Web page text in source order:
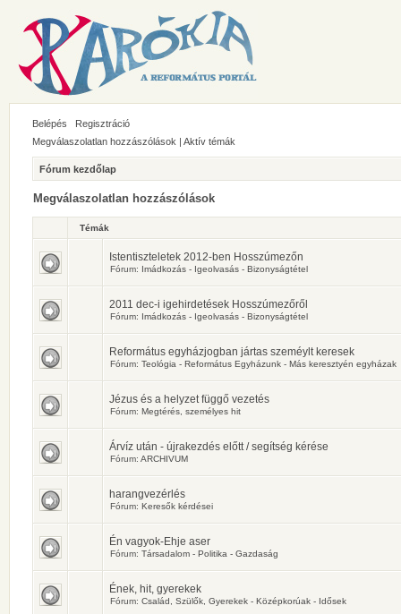
Belépés
Regisztráció
Megválaszolatlan hozzászólások | Aktív témák
Fórum kezdőlap
Megválaszolatlan hozzászólások
Témák
Istentiszteletek 2012-ben Hosszúmezőn
Fórum: Imádkozás - Igeolvasás - Bizonyságtétel
2011 dec-i igehirdetések Hosszúmezőről
Fórum: Imádkozás - Igeolvasás - Bizonyságtétel
Református egyházjogban jártas szeméylt keresek
Fórum: Teológia - Református Egyházunk - Más keresztyén egyházak
Jézus és a helyzet függő vezetés
Fórum: Megtérés, személyes hit
Árvíz után - újrakezdés előtt / segítség kérése
Fórum: ARCHIVUM
harangvezérlés
Fórum: Keresők kérdései
Én vagyok-Ehje aser
Fórum: Társadalom - Politika - Gazdaság
Ének, hit, gyerekek
Fórum: Család, Szülők, Gyerekek - Középkorúak - Idősek